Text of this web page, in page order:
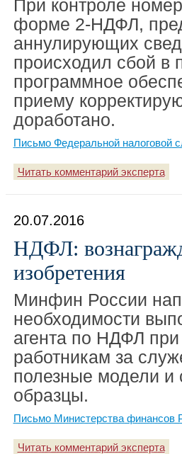
При контроле
форме 2-НДФЛ,
аннулирующих
происходил сбой
программное
приему
доработано.
Письмо Федеральной налоговой
Читать комментарий эксперта
20.07.2016
НДФЛ:
изобретения
Минфин России
необходимости
агента по НДФЛ
работникам за
полезные модели
образцы.
Письмо Министерства финансов
Читать комментарий эксперта